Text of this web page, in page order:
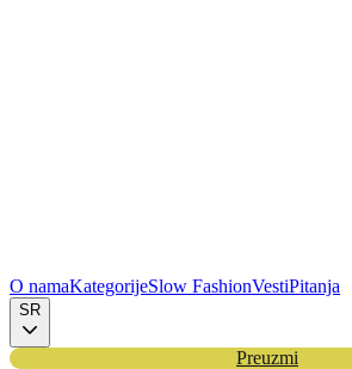
O namaKategorijeSlow FashionVestiPitanja
SR
Preuzmi